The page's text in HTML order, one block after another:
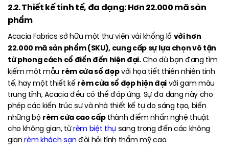
2.2. Thiết kế tinh tế, đa dạng: Hơn 22.000 mã sản
phẩm
Acacia Fabrics sở hữu một thư viện vải khổng lồ với hơn
22.000 mã sản phẩm (SKU), cung cấp sự lựa chọn vô tận
từ phong cách cổ điển đến hiện đại.Cho dù bạn đang tìm
kiếm một mẫu rèm cửa sổ đẹpvới họa tiết thiên nhiên tinh
tế, hay một thiết kếrèm cửa sổ đẹp hiện đạivới gam màu
trung tính, Acacia đều có thể đáp ứng. Sự đa dạng này cho
phép các kiến trúc sư và nhà thiết kế tự do sáng tạo, biến
những bộ rèm cửa cao cấpthành điểm nhấn nghệ thuật
cho không gian, từrèm biệt thựsang trọng đến các không
gianrèm khách sạnđòi hỏi tính thẩm mỹ cao.